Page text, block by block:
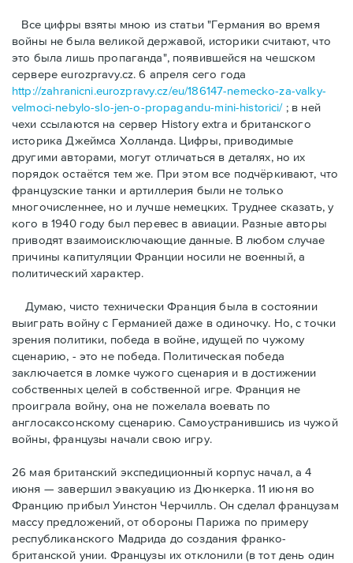
Bсе цифры взяты мною из статьи "Германия во время
войны не была великой державой, историки считают, что
это была лишь пропаганда", появившейся на чешском
сервере eurozpravy.cz. 6 апреля сего года
http://zahranicni.eurozpravy.cz/eu/186147-nemecko-za-valky-
velmoci-nebylo-slo-jen-o-propagandu-mini-historici/; в ней
чехи ссылаются на сервер History extra и британского
историка Джеймса Холланда. Цифры, привoдимые
другими авторами, могут отличаться в деталях, но их
порядок остаётся тем же. При этом все подчёркивают, что
французские танки и артиллерия были не только
многочисленнее, но и лучше немецких. Труднее сказать, у
кого в 1940 году был перевес в авиации. Разные авторы
приводят взаимоисключающие данные. В любом случае
причины капитуляции Франции носили не военный, а
политический характер.
Думаю, чисто технически Франция была в состоянии
выиграть войну с Германией даже в одиночку. Но, с точки
зрения политики, победа в войне, идущей по чужому
сценарию, - это не победа. Политическая победа
заключается в ломке чужого сценария и в достижении
собственных целей в собственной игре. Франция не
проиграла войну, она не пожелала воевать по
англосаксонскому сценарию. Самоустранившись из чужой
войны, французы начали свою игру.
26 мая британский экспедиционный корпус начал, а 4
июня — завершил эвакуацию из Дюнкерка. 11 июня во
Францию прибыл Уинстон Черчилль. Он сделал французам
массу предложений, от обороны Парижа по примеру
республиканского Мадрида до создания франко-
британской унии. Французы их отклонили (в тот день один